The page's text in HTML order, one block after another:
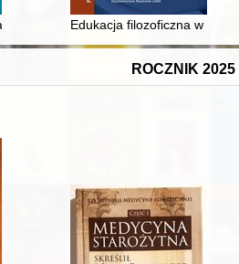
Nauczycielskiego w
WojennejEdukacja filozoficzna w
ROCZNIK 2025